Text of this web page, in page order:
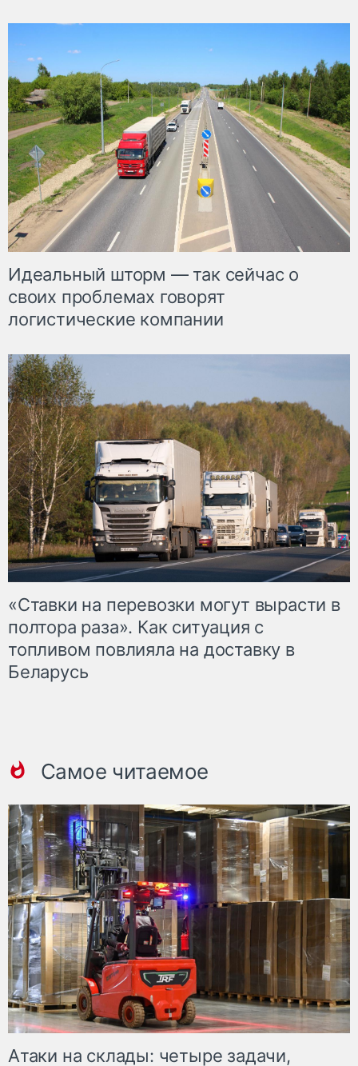
Идеальный шторм — так сейчас о
своих проблемах говорят
логистические компании
«Ставки на перевозки могут вырасти в
полтора раза». Как ситуация с
топливом повлияла на доставку в
Беларусь
Самое читаемое
Атаки на склады: четыре задачи,